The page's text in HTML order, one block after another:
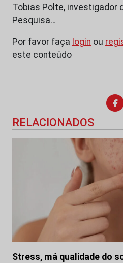
Tobias Polte, investigador
Pesquisa…
Por favor faça login ou
este conteúdo
RELACIONADOS
Stress, má qualidade do